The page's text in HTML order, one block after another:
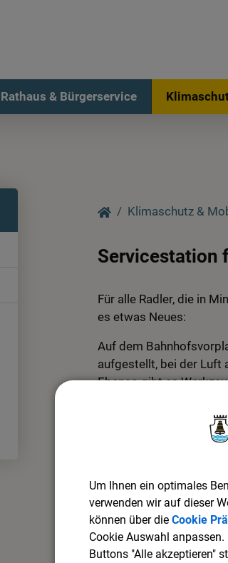
Rathaus & Bürgerservice
Klimaschutz &
Servicestation
Für alle Radler, die in
es etwas Neues:
Auf dem
aufgestellt, bei der Luft
Ebenso gibt es
Um Ihnen ein optimales
verwenden wir auf dieser
können über die Cookie
Cookie Auswahl
Buttons "Alle akzeptieren"